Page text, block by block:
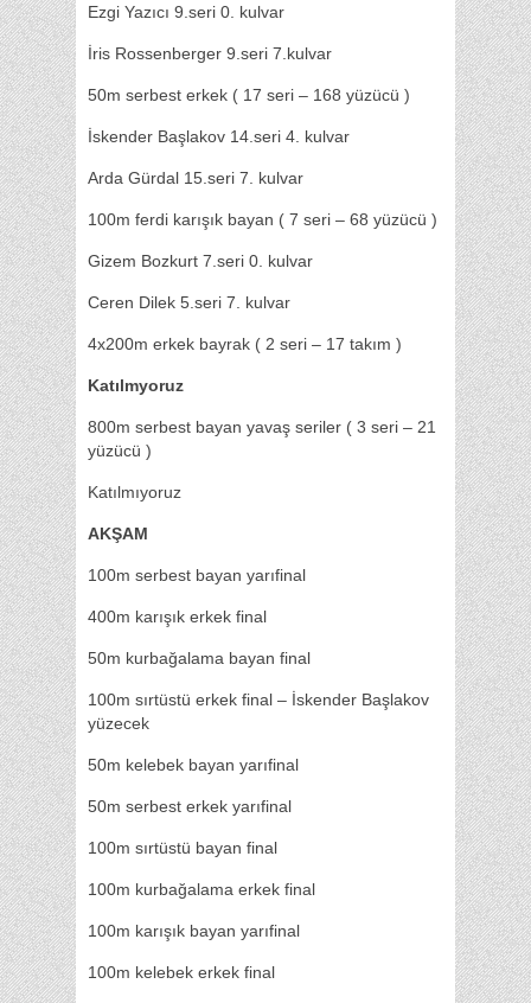
Ezgi Yazıcı 9.seri 0. kulvar
İris Rossenberger 9.seri 7.kulvar
50m serbest erkek ( 17 seri – 168 yüzücü )
İskender Başlakov 14.seri 4. kulvar
Arda Gürdal 15.seri 7. kulvar
100m ferdi karışık bayan ( 7 seri – 68 yüzücü )
Gizem Bozkurt 7.seri 0. kulvar
Ceren Dilek 5.seri 7. kulvar
4x200m erkek bayrak ( 2 seri – 17 takım )
Katılmyoruz
800m serbest bayan yavaş seriler ( 3 seri – 21
yüzücü )
Katılmıyoruz
AKŞAM
100m serbest bayan yarıfinal
400m karışık erkek final
50m kurbağalama bayan final
100m sırtüstü erkek final – İskender Başlakov
yüzecek
50m kelebek bayan yarıfinal
50m serbest erkek yarıfinal
100m sırtüstü bayan final
100m kurbağalama erkek final
100m karışık bayan yarıfinal
100m kelebek erkek final